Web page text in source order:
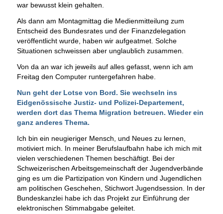
war bewusst klein gehalten.
Als dann am Montagmittag die Medienmitteilung zum
Entscheid des Bundesrates und der Finanzdelegation
veröffentlicht wurde, haben wir aufgeatmet. Solche
Situationen schweissen aber unglaublich zusammen.
Von da an war ich jeweils auf alles gefasst, wenn ich am
Freitag den Computer runtergefahren habe.
Nun geht der Lotse von Bord. Sie wechseln ins
Eidgenössische Justiz- und Polizei-Departement,
werden dort das Thema Migration betreuen. Wieder ein
ganz anderes Thema.
Ich bin ein neugieriger Mensch, und Neues zu lernen,
motiviert mich. In meiner Berufslaufbahn habe ich mich mit
vielen verschiedenen Themen beschäftigt. Bei der
Schweizerischen Arbeitsgemeinschaft der Jugendverbände
ging es um die Partizipation von Kindern und Jugendlichen
am politischen Geschehen, Stichwort Jugendsession. In der
Bundeskanzlei habe ich das Projekt zur Einführung der
elektronischen Stimmabgabe geleitet.